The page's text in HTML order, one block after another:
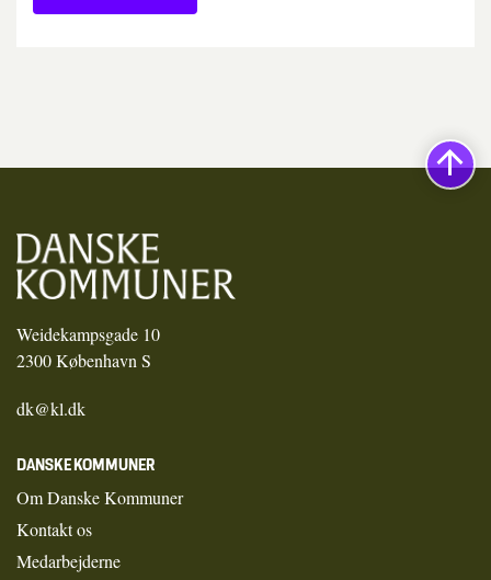
Weidekampsgade 10
2300 København S
dk@kl.dk
DANSKE KOMMUNER
Om Danske Kommuner
Kontakt os
Medarbejderne